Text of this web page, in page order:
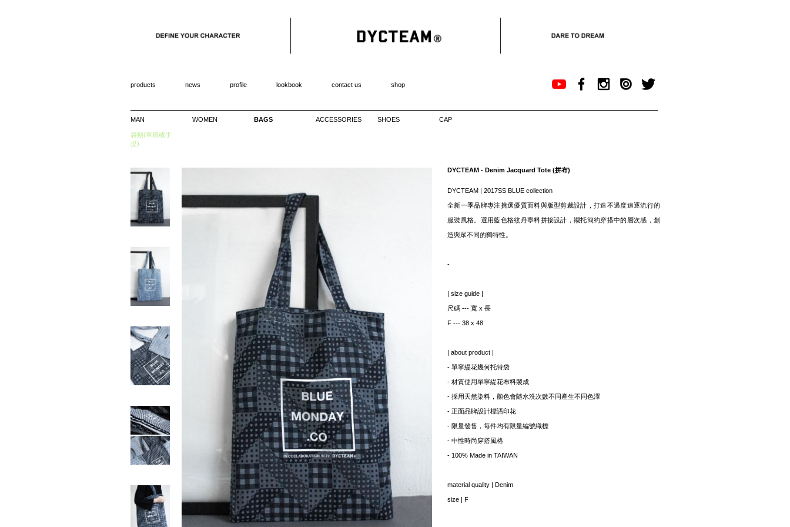
products news profile lookbook contact us shop
MAN WOMEN BAGS ACCESSORIES SHOES CAP
袋類(單肩或手
提)
DYCTEAM - Denim Jacquard Tote (拼布)
DYCTEAM | 2017SS BLUE collection
全新一季品牌專注挑選優質面料與版型剪裁設計，打造不過度追逐流行的
服裝風格。選用藍色格紋丹寧料拼接設計，襯托簡約穿搭中的層次感，創
造與眾不同的獨特性。
-
| size guide |
尺碼 --- 寬 x 長
F --- 38 x 48
| about product |
- 單寧緹花幾何托特袋
- 材質使用單寧緹花布料製成
- 採用天然染料，顏色會隨水洗次數不同產生不同色澤
- 正面品牌設計標語印花
- 限量發售，每件均有限量編號織標
- 中性時尚穿搭風格
- 100% Made in TAIWAN
material quality | Denim
size | F